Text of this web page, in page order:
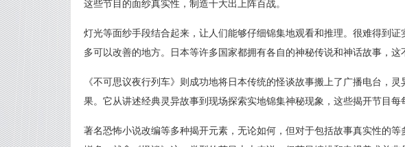
灯光等面纱手段结合起来，让人们能够仔细锦集地观看和推理。很难得到
多可以改善的地方。日本等许多国家都拥有各自的神秘传说和神话故事，这
《不可思议夜行列车》则成功地将日本传统的怪谈故事搬上了广播电台，
果。它从讲述经典灵异故事到现场探索实地锦集神秘现象，这些揭开节目每
著名恐怖小说改编等多种揭开元素，无论如何，但对于包括故事真实性的